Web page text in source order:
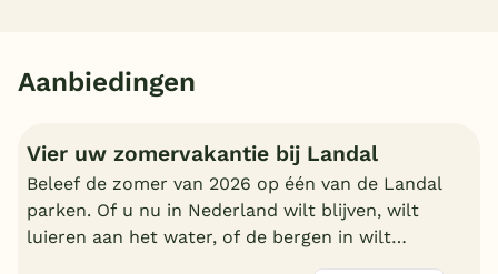
Aanbiedingen
Vier uw zomervakantie bij Landal
Beleef de zomer van 2026 op één van de Landal
parken. Of u nu in Nederland wilt blijven, wilt
luieren aan het water, of de bergen in wilt